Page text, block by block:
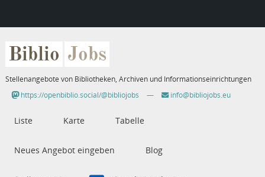
Biblio Jobs
Stellenangebote von Bibliotheken, Archiven und Informationseinrichtungen
https://openbiblio.social/@bibliojobs
— info@bibliojobs.eu
Liste Karte Tabelle
Neues Angebot eingeben Blog